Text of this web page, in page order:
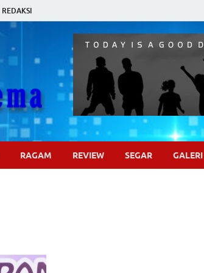
REDAKSI
Pojok Sinema
RAGAM REVIEW SEGAR GALERI